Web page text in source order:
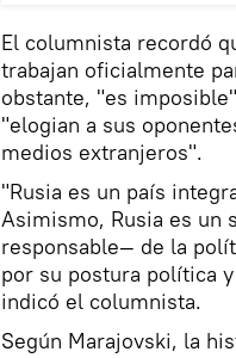
El columnista recordó
trabajan oficialmente
obstante, "es
"elogian a sus
medios extranjeros".
"Rusia es un país
Asimismo, Rusia es un
responsable— de la
por su postura política
indicó el columnista.
Según Marajovski, la